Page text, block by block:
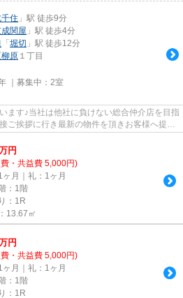
住 」駅 徒歩9分
関屋 」駅 徒歩4分
「 堀切 」駅 徒歩12分
柳原 １丁目
｜募集中： 2室
ます♪当社は他社に負けない総合仲介店を目指
ご挨拶に行き最新の物件を頂きお客様へ提供
円
・共益費 5,000円)
ヶ月｜礼：1ヶ月
：1階
：1R
13.67㎡
円
・共益費 5,000円)
ヶ月｜礼：1ヶ月
：1階
：1R